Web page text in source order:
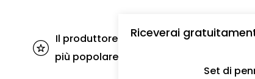
Riceverai
Set di
Il produttore
più popolare